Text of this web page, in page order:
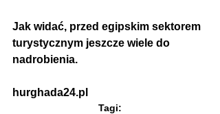
Jak widać, przed egipskim sektorem
turystycznym jeszcze wiele do
nadrobienia.
hurghada24.pl
Tagi: